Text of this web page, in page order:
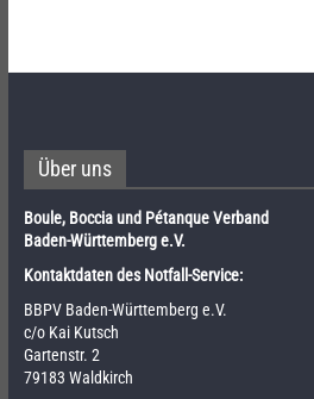
Über uns
Boule, Boccia und Pétanque Verband
Baden-Württemberg e.V.
Kontaktdaten des Notfall-Service:
BBPV Baden-Württemberg e.V.
c/o Kai Kutsch
Gartenstr. 2
79183 Waldkirch